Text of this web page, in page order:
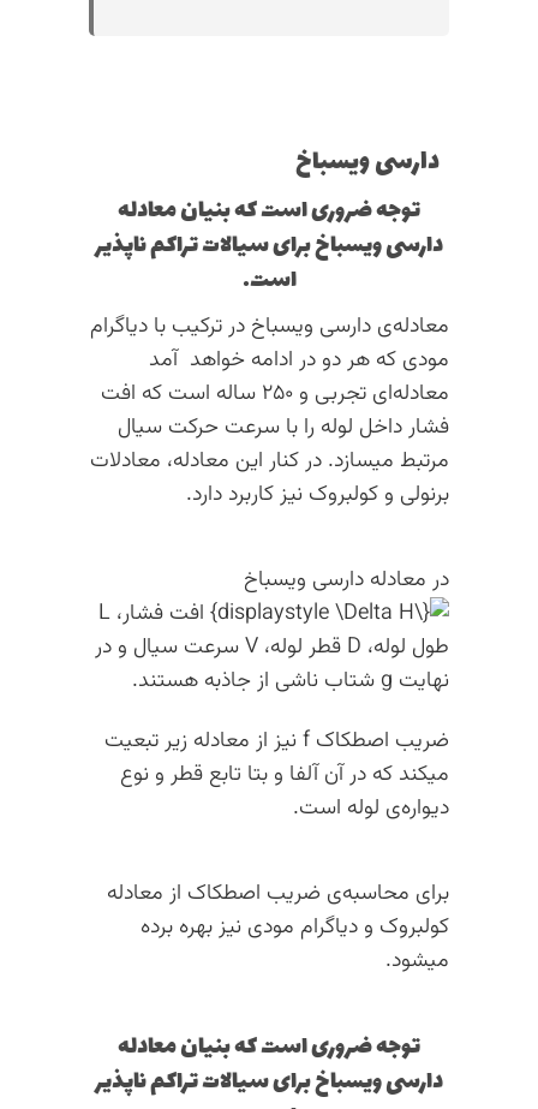
دارسی ویسباخ
توجه ضروری است که بنیان معادله
دارسی ویسباخ برای سیالات تراکم ناپذیر
است.
معادله‌ی دارسی ویسباخ در ترکیب با دیاگرام
مودی که هر دو در ادامه خواهد آمد
معادله‌ای تجربی و ۲۵۰ ساله است که افت
فشار داخل لوله را با سرعت حرکت سیال
مرتبط میسازد. در کنار این معادله، معادلات
برنولی و کولبروک نیز کاربرد دارد.
در معادله دارسی ویسباخ
افت فشار، L
طول لوله، D قطر لوله، V سرعت سیال و در
نهایت g شتاب ناشی از جاذبه هستند.
ضریب اصطکاک f نیز از معادله زیر تبعیت
میکند که در آن آلفا و بتا تابع قطر و نوع
دیواره‌ی لوله است.
برای محاسبه‌ی ضریب اصطکاک از معادله
کولبروک و دیاگرام مودی نیز بهره برده
میشود.
توجه ضروری است که بنیان معادله
دارسی ویسباخ برای سیالات تراکم ناپذیر